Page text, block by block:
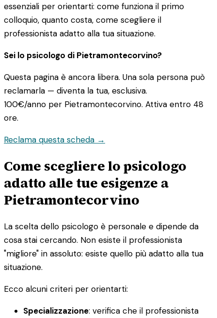
essenziali per orientarti: come funziona il primo
colloquio, quanto costa, come scegliere il
professionista adatto alla tua situazione.
Sei lo psicologo di Pietramontecorvino?
Questa pagina è ancora libera. Una sola persona può
reclamarla — diventa la tua, esclusiva.
100€/anno per Pietramontecorvino. Attiva entro 48
ore.
Reclama questa scheda →
Come scegliere lo psicologo
adatto alle tue esigenze a
Pietramontecorvino
La scelta dello psicologo è personale e dipende da
cosa stai cercando. Non esiste il professionista
"migliore" in assoluto: esiste quello più adatto alla tua
situazione.
Ecco alcuni criteri per orientarti:
Specializzazione: verifica che il professionista